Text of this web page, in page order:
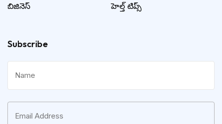
బిజినెస్ హెల్త్ టిప్స్
Subscribe